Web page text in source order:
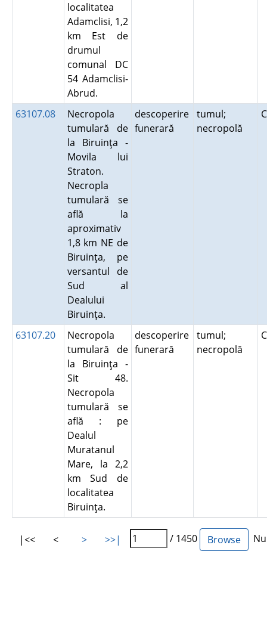
localitatea
Adamclisi, 1,2
km Est de
drumul
comunal DC
54 Adamclisi-
Abrud.
63107.08
Necropola
tumulară de
la Biruinţa -
Movila lui
Straton.
Necropla
tumulară se
află la
aproximativ
1,8 km NE de
Biruinţa, pe
versantul de
Sud al
Dealului
Biruinţa.
descoperire
funerară
tumul;
necropolă
63107.20
Necropola
tumulară de
la Biruinţa -
Sit 48.
Necropola
tumulară se
află : pe
Dealul
Muratanul
Mare, la 2,2
km Sud de
localitatea
Biruinţa.
descoperire
funerară
tumul;
necropolă
|<< < > >>| / 1450